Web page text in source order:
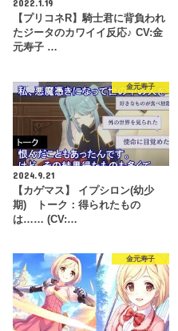
2022.1.19
【プリコネR】騎士君に背負われ
たジータのカワイイ反応♪ CV:金
元寿子 …
金元寿子
2024.9.21
【カゲマス】 イプシロン(幼少
期) トーク：得られたもの
は…… (CV:…
金元寿子